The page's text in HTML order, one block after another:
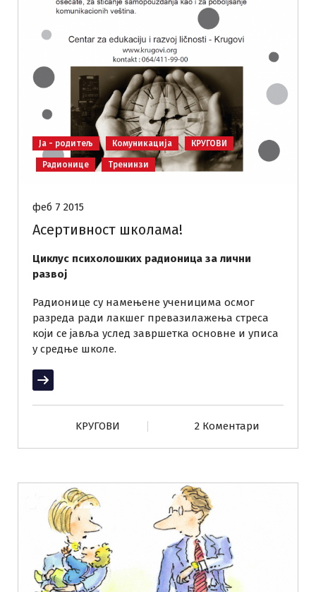
Ја - родитељ Комуникација КРУГОВИ
Радионице Тренинзи
феб 7 2015
Асертивност школама!
Циклус психолошких радионица за лични
развој
Радионице су намењене ученицима осмог
разреда ради лакшег превазилажења стреса
који се јавља услед завршетка основне и уписа
у средње школе.
Прочитај више
KРУГОВИ 2 Коментари